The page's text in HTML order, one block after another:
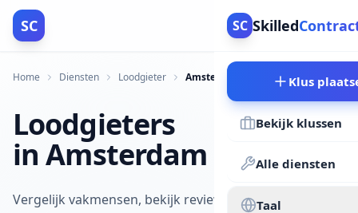
SC SC Skilled
Klus
Bekijk klussen
Alle diensten
Taal
Home Diensten Loodgieter Amsterdam
Loodgieters
in Amsterdam
Vergelijk vakmensen, bekijk reviews en